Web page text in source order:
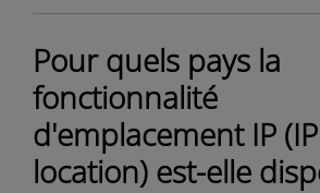
Pour quels pays la
fonctionnalité
d'emplacement IP (IP
location) est-elle